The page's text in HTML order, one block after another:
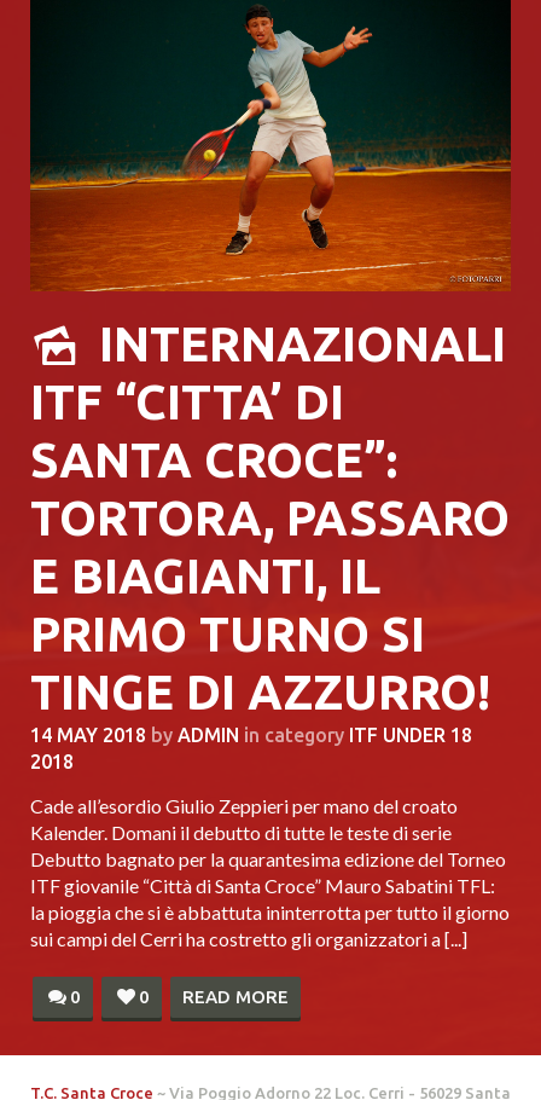
INTERNAZIONALI
ITF “CITTA’ DI
SANTA CROCE”:
TORTORA, PASSARO
E BIAGIANTI, IL
PRIMO TURNO SI
TINGE DI AZZURRO!
14 MAY 2018 by ADMIN in category ITF UNDER 18
2018
Cade all’esordio Giulio Zeppieri per mano del croato
Kalender. Domani il debutto di tutte le teste di serie
Debutto bagnato per la quarantesima edizione del Torneo
ITF giovanile “Città di Santa Croce” Mauro Sabatini TFL:
la pioggia che si è abbattuta ininterrotta per tutto il giorno
sui campi del Cerri ha costretto gli organizzatori a [...]
0 0 READ MORE
T.C. Santa Croce ~ Via Poggio Adorno 22 Loc. Cerri - 56029 Santa